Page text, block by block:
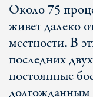
Около 75
живет далеко
местности. В
последних
постоянные
долгожданным